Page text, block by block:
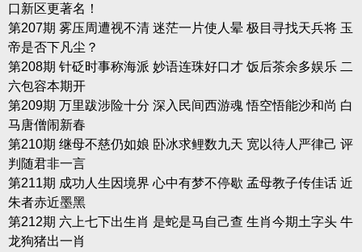
口新区更著名！
第207期 雾压周遭视不清 迷茫一片使人晕 极目寻找天兵将 玉
帝是否下凡尘？
第208期 针砭时事称海派 妙语连珠好口才 饭后茶余多娱乐 二
六包容本期开
第209期 万里跋涉险十分 深入民间西游魂 悟空悟能沙和尚 白
马唐僧闹新春
第210期 继母不慈仍如娘 卧冰求鲤数九天 宽以待人严律己 评
判随君非一言
第211期 成功人生因境界 心中有梦不停歇 孟母教子传佳话 近
朱者赤近墨黑
第212期 六上七下出生肖 是蛇是马自己查 生肖今期土字头 牛
龙狗猪出一肖